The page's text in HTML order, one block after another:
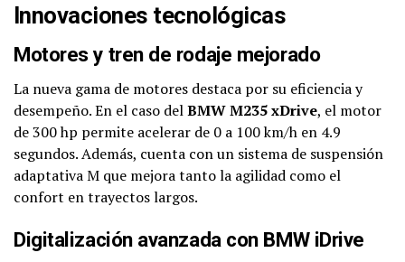
Innovaciones tecnológicas
Motores y tren de rodaje mejorado
La nueva gama de motores destaca por su eficiencia y
desempeño. En el caso delBMW M235 xDrive, el motor
de 300 hp permite acelerar de 0 a 100 km/h en 4.9
segundos. Además, cuenta con un sistema de suspensión
adaptativa M que mejora tanto la agilidad como el
confort en trayectos largos.
Digitalización avanzada con BMW iDrive